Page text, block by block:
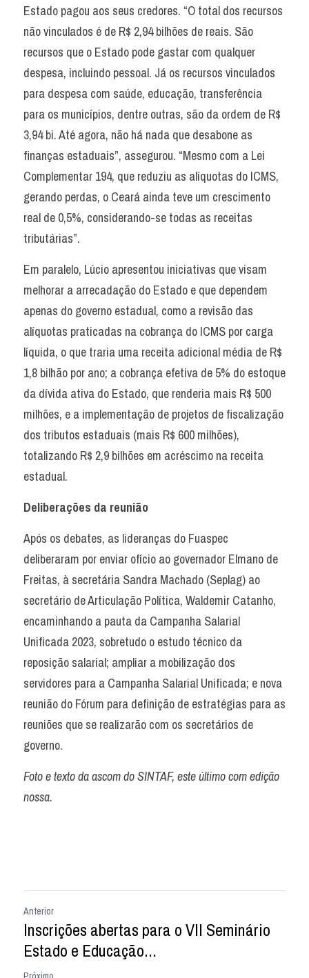
Estado pagou aos seus credores. “O total dos recursos
não vinculados é de R$ 2,94 bilhões de reais. São
recursos que o Estado pode gastar com qualquer
despesa, incluindo pessoal. Já os recursos vinculados
para despesa com saúde, educação, transferência
para os municípios, dentre outras, são da ordem de R$
3,94 bi. Até agora, não há nada que desabone as
finanças estaduais”, assegurou. “Mesmo com a Lei
Complementar 194, que reduziu as alíquotas do ICMS,
gerando perdas, o Ceará ainda teve um crescimento
real de 0,5%, considerando-se todas as receitas
tributárias”.
Em paralelo, Lúcio apresentou iniciativas que visam
melhorar a arrecadação do Estado e que dependem
apenas do governo estadual, como a revisão das
alíquotas praticadas na cobrança do ICMS por carga
líquida, o que traria uma receita adicional média de R$
1,8 bilhão por ano; a cobrança efetiva de 5% do estoque
da dívida ativa do Estado, que renderia mais R$ 500
milhões, e a implementação de projetos de fiscalização
dos tributos estaduais (mais R$ 600 milhões),
totalizando R$ 2,9 bilhões em acréscimo na receita
estadual.
Deliberações da reunião
Após os debates, as lideranças do Fuaspec
deliberaram por enviar ofício ao governador Elmano de
Freitas, à secretária Sandra Machado (Seplag) ao
secretário de Articulação Política, Waldemir Catanho,
encaminhando a pauta da Campanha Salarial
Unificada 2023, sobretudo o estudo técnico da
reposição salarial; ampliar a mobilização dos
servidores para a Campanha Salarial Unificada; e nova
reunião do Fórum para definição de estratégias para as
reuniões que se realizarão com os secretários de
governo.
Foto e texto da ascom do SINTAF, este último com edição
nossa.
Anterior
Inscrições abertas para o VII Seminário
Estado e Educação...